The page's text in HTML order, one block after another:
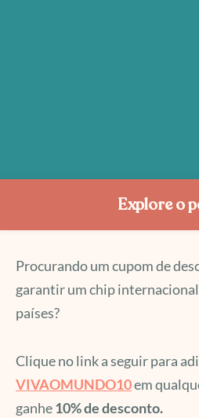
Explore o
Procurando um cupom de
garantir um chip
países?
Clique no link a seguir para
VIVAOMUNDO10em
ganhe10% de desconto.